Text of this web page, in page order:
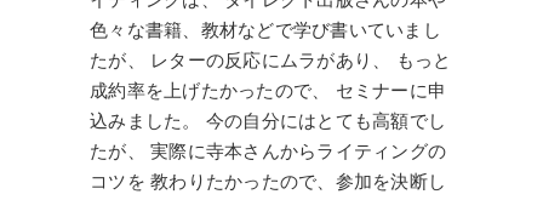
色々な書籍、教材などで学び書いていまし
たが、 レターの反応にムラがあり、 もっと
成約率を上げたかったので、 セミナーに申
込みました。 今の自分にはとても高額でし
たが、 実際に寺本さんからライティングの
コツを 教わりたかったので、参加を決断し